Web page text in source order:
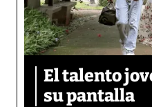
El talento
su pantalla​